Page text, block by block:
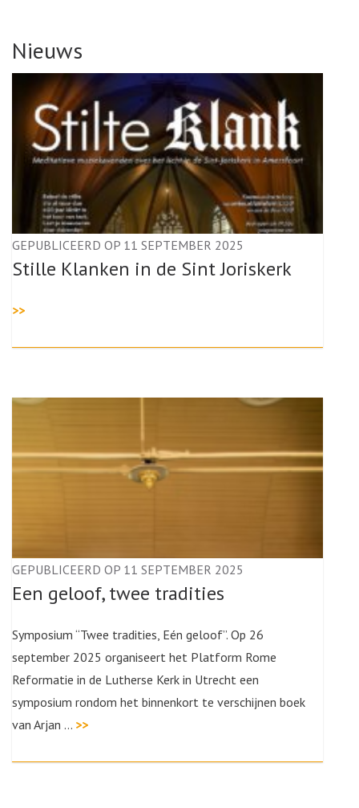
Nieuws
GEPUBLICEERD OP 11 SEPTEMBER 2025
Stille Klanken in de Sint Joriskerk
>>
GEPUBLICEERD OP 11 SEPTEMBER 2025
Een geloof, twee tradities
Symposium “Twee tradities, Eén geloof”. Op 26
september 2025 organiseert het Platform Rome
Reformatie in de Lutherse Kerk in Utrecht een
symposium rondom het binnenkort te verschijnen boek
van Arjan … >>